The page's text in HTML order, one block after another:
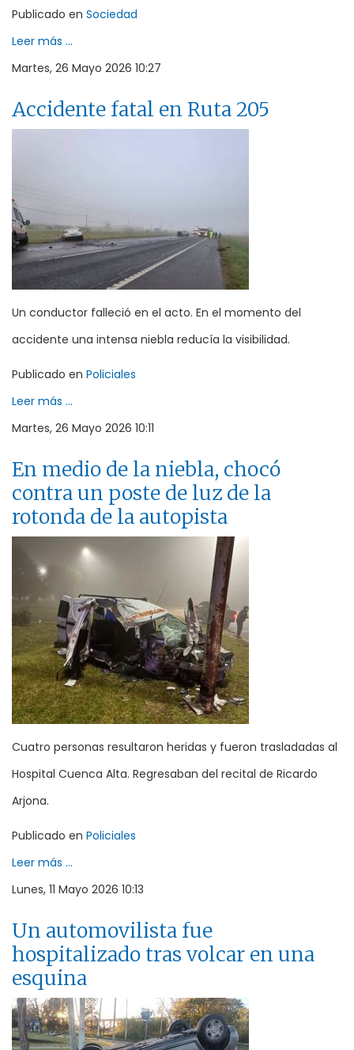
Publicado en Sociedad
Leer más ...
Martes, 26 Mayo 2026 10:27
Accidente fatal en Ruta 205
Un conductor falleció en el acto. En el momento del
accidente una intensa niebla reducía la visibilidad.
Publicado en Policiales
Leer más ...
Martes, 26 Mayo 2026 10:11
En medio de la niebla, chocó
contra un poste de luz de la
rotonda de la autopista
Cuatro personas resultaron heridas y fueron trasladadas al
Hospital Cuenca Alta. Regresaban del recital de Ricardo
Arjona.
Publicado en Policiales
Leer más ...
Lunes, 11 Mayo 2026 10:13
Un automovilista fue
hospitalizado tras volcar en una
esquina